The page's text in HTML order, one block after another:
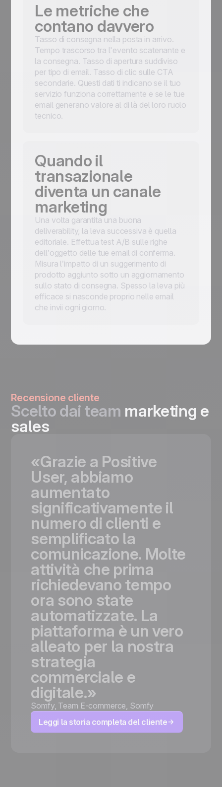
Le metriche che
contano davvero
Tasso di consegna nella posta in arrivo.
Tempo trascorso tra l'evento scatenante e
la consegna. Tasso di apertura suddiviso
per tipo di email. Tasso di clic sulle CTA
secondarie. Questi dati ti indicano se il tuo
servizio funziona correttamente e se le tue
email generano valore al di là del loro ruolo
tecnico.
Quando il
transazionale
diventa un canale
marketing
Una volta garantita una buona
deliverability, la leva successiva è quella
editoriale. Effettua test A/B sulle righe
dell’oggetto delle tue email di conferma.
Misura l’impatto di un suggerimento di
prodotto aggiunto sotto un aggiornamento
sullo stato di consegna. Spesso la leva più
efficace si nasconde proprio nelle email
che invii ogni giorno.
Recensione cliente
Scelto dai team marketing e
sales
«Grazie a Positive
User, abbiamo
aumentato
significativamente il
numero di clienti e
semplificato la
comunicazione. Molte
attività che prima
richiedevano tempo
ora sono state
automatizzate. La
piattaforma è un vero
alleato per la nostra
strategia
commerciale e
digitale.»
Somfy, Team E-commerce, Somfy
Leggi la storia completa del cliente